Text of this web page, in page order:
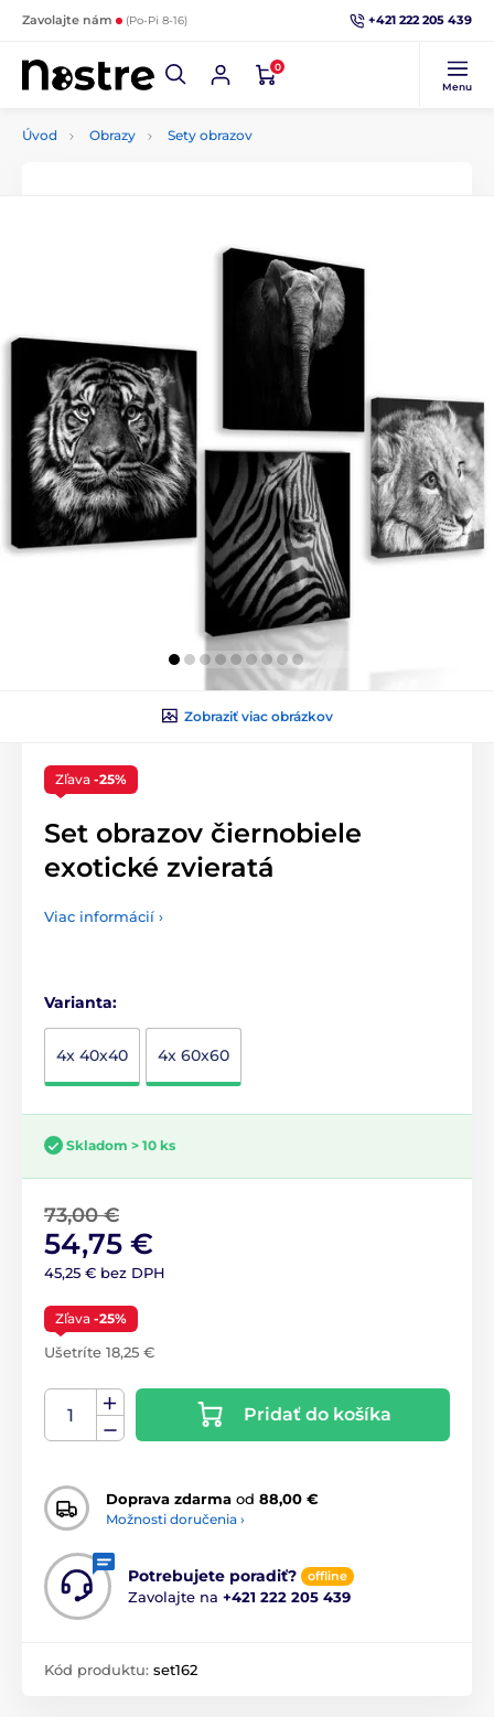
Zavolajte nám (Po-Pi 8-16) +421 222 205 439
0
Menu
Úvod Obrazy Sety obrazov
Zobraziť viac obrázkov
Zľava -25%
Set obrazov čiernobiele
exotické zvieratá
Viac informácií ›
Varianta:
4x 40x40 4x 60x60
Skladom > 10 ks
73,00 €
54,75 €
45,25 € bez DPH
Zľava -25%
Ušetríte 18,25 €
Pridať do košíka
Doprava zdarma od 88,00 €
Možnosti doručenia ›
Potrebujete poradiť? offline
Zavolajte na +421 222 205 439
Kód produktu: set162